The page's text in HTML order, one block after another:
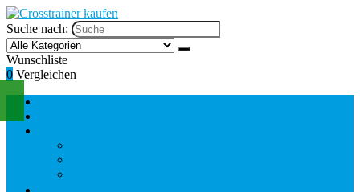
Suche nach:
Wunschliste
0 Vergleichen